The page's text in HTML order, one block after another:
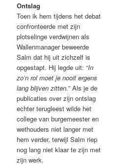
Ontslag
Toen ik hem tijdens het debat
confronteerde met zijn
plotselinge verdwijnen als
Wallenmanager beweerde
Salm dat hij uit zichzelf is
opgestapt. Hij legde uit: “In
zo’n rol moet je nooit ergens
lang blijven zitten.” Als je de
publicaties over zijn ontslag
echter terugleest wilde het
college van burgemeester en
wethouders niet langer met
hem verder, terwijl Salm riep
nog lang niet klaar te zijn met
zijn werk.